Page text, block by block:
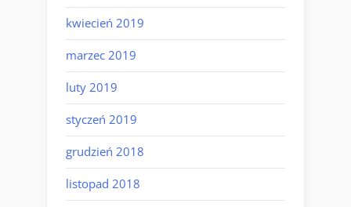
kwiecień 2019
marzec 2019
luty 2019
styczeń 2019
grudzień 2018
listopad 2018